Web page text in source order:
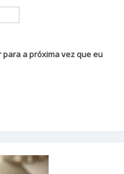
a próxima vez que eu